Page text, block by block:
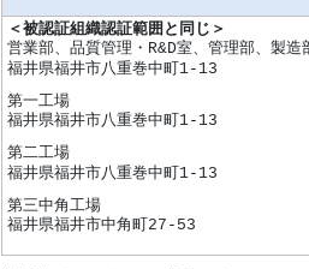
＜被認証組織認証範囲と同じ＞
営業部、品質管理・R&D室、管理部、製造
福井県福井市八重巻中町1-13
第一工場
福井県福井市八重巻中町1-13
第二工場
福井県福井市八重巻中町1-13
第三中角工場
福井県福井市中角町27-53